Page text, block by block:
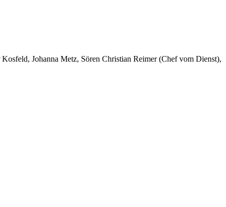
Kosfeld, Johanna Metz, Sören Christian Reimer (Chef vom Dienst),